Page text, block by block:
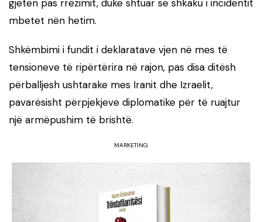
gjetën pas rrëzimit, duke shtuar se shkaku i incidentit
mbetet nën hetim.
Shkëmbimi i fundit i deklaratave vjen në mes të
tensioneve të ripërtërira në rajon, pas disa ditësh
përballjesh ushtarake mes Iranit dhe Izraelit,
pavarësisht përpjekjeve diplomatike për të ruajtur
një armëpushim të brishtë.
MARKETING